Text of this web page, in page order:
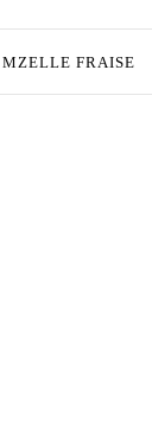
MZELLE FRAISE